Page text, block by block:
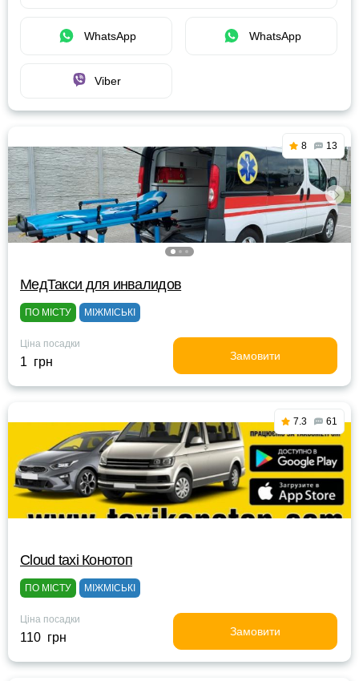
WhatsApp WhatsApp
Viber
8 13
МедТакси для инвалидов
ПО МІСТУ МІЖМІСЬКІ
Ціна посадки
1 грн Замовити
7.3 61
Cloud taxi Конотоп
ПО МІСТУ МІЖМІСЬКІ
Ціна посадки
110 грн Замовити